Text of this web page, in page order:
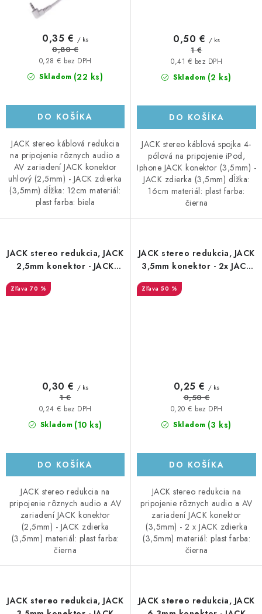
Skladom (22 ks)
0,28 € bez DPH
0,35 € / ks
0,80 €
DO KOŠÍKA
JACK stereo káblová redukcia
na pripojenie rôznych audio a
AV zariadení JACK konektor
uhlový (2,5mm) - JACK zdierka
(3,5mm) dĺžka: 12cm materiál:
plast farba: biela
Skladom (2 ks)
0,41 € bez DPH
0,50 € / ks
1 €
DO KOŠÍKA
JACK stereo káblová spojka 4-
pólová na pripojenie iPod,
Iphone JACK konektor (3,5mm) -
JACK zdierka (3,5mm) dĺžka:
16cm materiál: plast farba:
čierna
JACK stereo redukcia, JACK
2,5mm konektor - JACK
70 %
Skladom (10 ks)
0,24 € bez DPH
0,30 € / ks
1 €
DO KOŠÍKA
JACK stereo redukcia na
pripojenie rôznych audio a AV
zariadení JACK konektor
(2,5mm) - JACK zdierka
(3,5mm) materiál: plast farba:
čierna
JACK stereo redukcia, JACK
3,5mm konektor - 2x JACK
50 %
Skladom (3 ks)
0,20 € bez DPH
0,25 € / ks
0,50 €
DO KOŠÍKA
JACK stereo redukcia na
pripojenie rôznych audio a AV
zariadení JACK konektor
(3,5mm) - 2 x JACK zdierka
(3,5mm) materiál: plast farba:
čierna
JACK stereo redukcia, JACK
JACK stereo redukcia, JACK